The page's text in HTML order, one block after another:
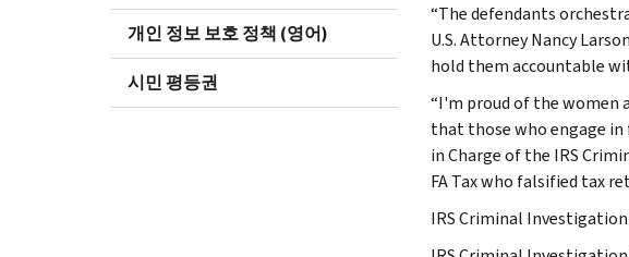
개인 정보 보호 정책 (영어)
시민 평등권
“The defendants
U.S. Attorney Nancy
hold them accountable
“I'm proud of the women
that those who engage in
in Charge of the IRS
FA Tax who falsified tax
IRS Criminal